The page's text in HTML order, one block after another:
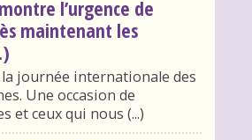
l’urgence de
maintenant les
la journée internationale des
Une occasion de
et ceux qui nous (...)